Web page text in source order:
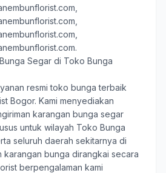
.
Segar di Toko Bunga
resmi toko bunga terbaik
Bogor. Kami menyediakan
karangan bunga segar
untuk wilayah Toko Bunga
seluruh daerah sekitarnya di
karangan bunga dirangkai secara
berpengalaman kami